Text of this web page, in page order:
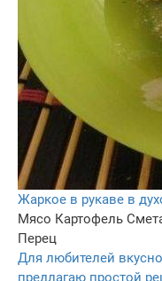
Жаркое в рукаве в
Мясо Картофель
Перец
Для любителей
предлагаю простой